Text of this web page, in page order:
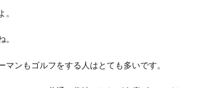
ンもゴルフをする人はとても多いです。